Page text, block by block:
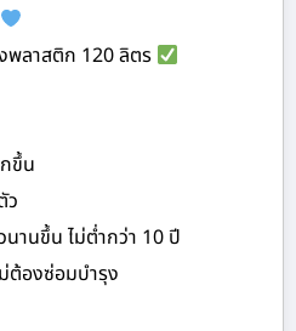
พลาสติก 120 ลิตร
ขึ้น
ว
านขึ้น ไม่ต่ำกว่า 10 ปี
ต้องซ่อมบำรุง